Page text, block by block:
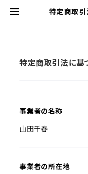
特定商取
特定商取引法に基
事業者の名称
山田千春
事業者の所在地